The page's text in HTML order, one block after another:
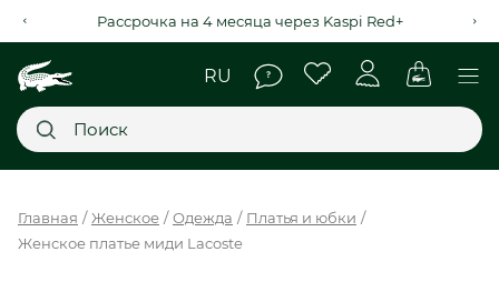
Рассрочка на 4 месяца через Kaspi Red+
НОВИНКИ
Главная Женское Одежда
Платья и юбки
Женское платье миди Lacoste